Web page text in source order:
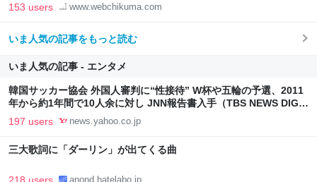
153 users www.webchikuma.com
いま人気の記事をもっと読む
いま人気の記事 - エンタメ
韓国サッカー協会 外国人審判に“性接待” W杯や五輪の予選、2011
年から約1年間で10人余に対し JNN報告書入手（TBS NEWS DIG
Powered by JNN） - Yahoo!ニュース
197 users news.yahoo.co.jp
三大歌詞に「ダーリン」が出てくる曲
anond.hatelabo.jp